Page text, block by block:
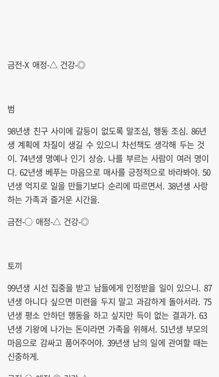
금전-X 애정-△ 건강-◎
범
98년생 친구 사이에 갈등이 없도록 말조심, 행동 조심. 86년
생 계획에 차질이 생길 수 있으니 차선책도 생각해 두는 것
이. 74년생 명예나 인기 상승. 나를 부르는 사람이 여러 명이
다. 62년생 베푸는 마음으로 매사를 긍정적으로 바라봐야. 50
년생 억지로 일을 만들기보다 순리에 따르면서. 38년생 사랑
하는 가족과 즐거운 시간을.
금전-○ 애정-△ 건강-◎
토끼
99년생 시선 집중을 받고 남들에게 인정받을 일이 있으니. 87
년생 아니다 싶으면 미련을 두지 말고 과감하게 돌아서라. 75
년생 평소 안하던 행동을 하고 싶지만 득이 없는 결과가. 63
년생 기왕에 나가는 돈이라면 가족을 위해서. 51년생 부모의
마음으로 감싸고 품어주어야. 39년생 남의 일에 관여할 때는
신중하게.